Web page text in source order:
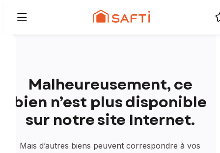
Malheureusement, ce
bien n’est plus disponible
sur notre site Internet.
Mais d’autres biens peuvent correspondre à vos